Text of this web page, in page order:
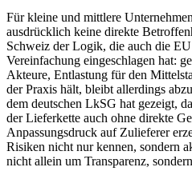
Für kleine und mittlere
ausdrücklich keine direkte
Schweiz der Logik, die auch die
Vereinfachung eingeschlagen hat:
Akteure, Entlastung für den
der Praxis hält, bleibt allerdings
dem deutschen LkSG hat gezeigt,
der Lieferkette auch ohne direkte
Anpassungsdruck auf Zulieferer
Risiken nicht nur kennen, sondern
nicht allein um Transparenz,